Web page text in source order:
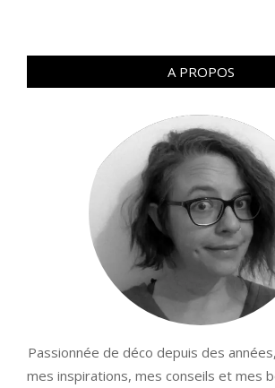
A PROPOS
Passionnée de déco depuis des
mes inspirations, mes conseils et mes